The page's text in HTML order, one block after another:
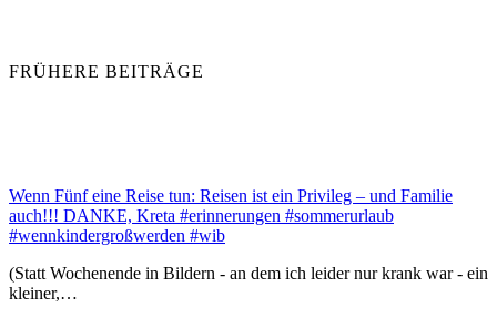
FRÜHERE BEITRÄGE
Wenn Fünf eine Reise tun: Reisen ist ein Privileg – und Familie
auch!!! DANKE, Kreta #erinnerungen #sommerurlaub
#wennkindergroßwerden #wib
(Statt Wochenende in Bildern - an dem ich leider nur krank war - ein
kleiner,…